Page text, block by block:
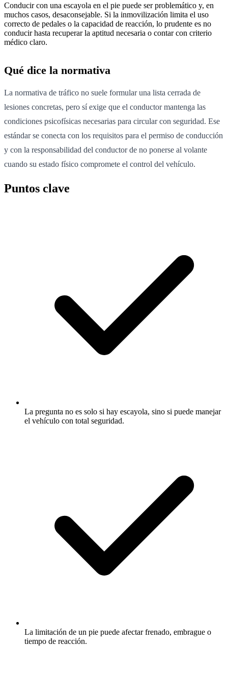
Conducir con una escayola en el pie puede ser problemático y, en
muchos casos, desaconsejable. Si la inmovilización limita el uso
correcto de pedales o la capacidad de reacción, lo prudente es no
conducir hasta recuperar la aptitud necesaria o contar con criterio
médico claro.
Qué dice la normativa
La normativa de tráfico no suele formular una lista cerrada de
lesiones concretas, pero sí exige que el conductor mantenga las
condiciones psicofísicas necesarias para circular con seguridad. Ese
estándar se conecta con los requisitos para el permiso de conducción
y con la responsabilidad del conductor de no ponerse al volante
cuando su estado físico compromete el control del vehículo.
Puntos clave
La pregunta no es solo si hay escayola, sino si puede manejar
el vehículo con total seguridad.
La limitación de un pie puede afectar frenado, embrague o
tiempo de reacción.